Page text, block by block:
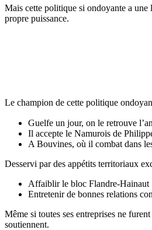
Mais cette politique si ondoyante a une
propre puissance.
Le champion de cette politique
Guelfe un jour, on le retrouve
Il accepte le Namurois de
A Bouvines, où il combat dans
Desservi par des appétits territoriaux
Affaiblir le bloc Flandre-Hainaut
Entretenir de bonnes relations
Même si toutes ses entreprises ne
soutiennent.